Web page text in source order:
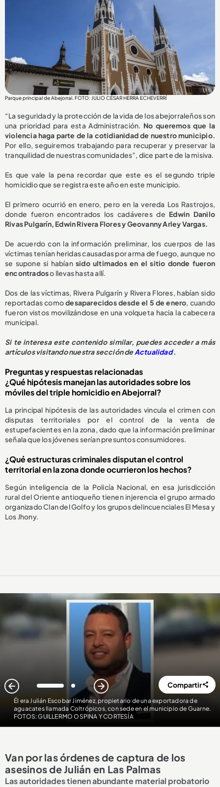
Parque principal de Abejorral. FOTO: JULIO CÉSAR HERRA ECHEVERRÍ
“La seguridad y la protección de la vida de los abejorraleños son
una prioridad para esta Administración. No queremos que la
violencia haga parte de la cotidianidad de nuestro municipio.
Por ello, seguiremos trabajando para recuperar y preservar la
tranquilidad de nuestras comunidades”, dice parte de la misiva.
Es que vale la pena recordar que este es el segundo triple
homicidio que se registra este año en este municipio.
El primero ocurrió en enero, pero en la vereda Los Rastrojos,
donde fueron encontrados los cadáveres de Edwin Danilo
Rivas Pulgarín, Edwin Rivera Flores y Geovanny Arley Vargas.
De acuerdo con la información preliminar, los cuerpos de las
víctimas tenían heridas causadas por arma de fuego, aunque no
se supone si habíansido ultimados en el sitio donde fueron
encontradoso llevas hasta allí.
Dos de las víctimas, Rivera Pulgarín y Rivera Flores, habían sido
reportadas comodesaparecidos desde el 5 de enero, cuando
fueron vistos movilizándose en una volqueta hacia la cabecera
municipal.
Si te interesa este contenido similar, puedes acceder a más
artículos visitando nuestra sección deActualidad.
Preguntas y respuestas relacionadas
¿Qué hipótesis manejan las autoridades sobre los
móviles del triple homicidio en Abejorral?
La principal hipótesis de las autoridades vincula el crimen con
disputas territoriales por el control de la venta de
estupefacientes en la zona, dado que la información preliminar
señala que los jóvenes serían presuntos consumidores.
¿Qué estructuras criminales disputan el control
territorial en la zona donde ocurrieron los hechos?
Según inteligencia de la Policía Nacional, en esa jurisdicción
rural del Oriente antioqueño tienen injerencia el grupo armado
organizado Clan del Golfo y los grupos delincuenciales El Mesa y
Los Jhony.
Él era Julián Escobar Jiménez, propietario de una exportadora de
aguacates llamada Coltrópicos, con sede en el municipio de Guarne.
FOTOS: GUILLERMO OSPINA Y CORTESÍA
1 2 Compartir
Van por las órdenes de captura de los
asesinos de Julián en Las Palmas
Las autoridades tienen abundante material probatorio